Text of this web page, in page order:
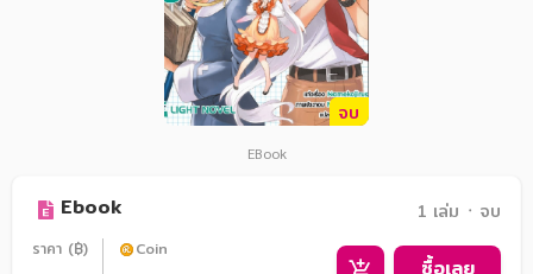
จบ
EBook
Ebook 1 เล่ม ᛫ จบ
ราคา (฿) Coin